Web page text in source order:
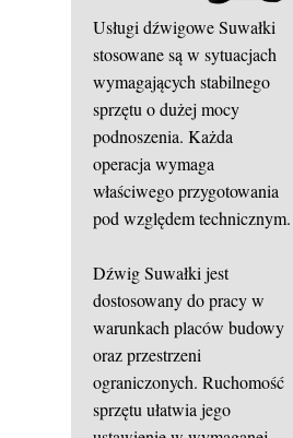
Usługi dźwigowe Suwałki
stosowane są w sytuacjach
wymagających stabilnego
sprzętu o dużej mocy
podnoszenia. Każda
operacja wymaga
właściwego przygotowania
pod względem technicznym.
Dźwig Suwałki jest
dostosowany do pracy w
warunkach placów budowy
oraz przestrzeni
ograniczonych. Ruchomość
sprzętu ułatwia jego